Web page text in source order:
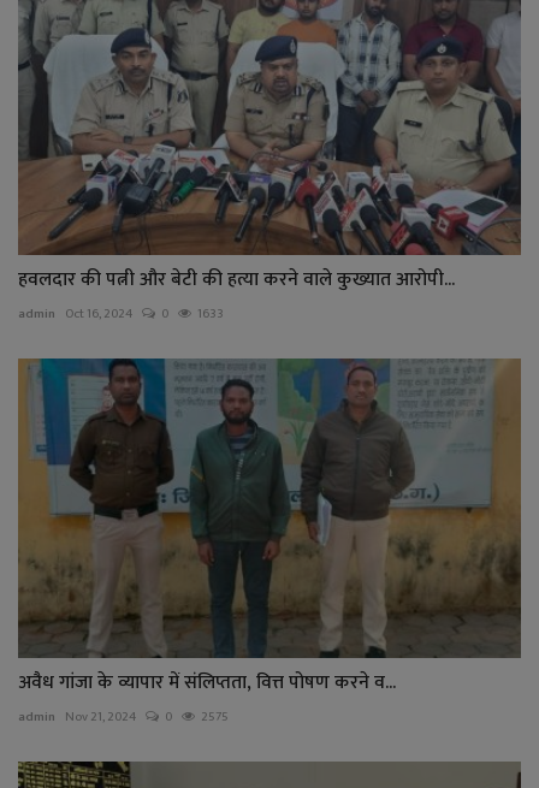
हवलदार की पत्नी और बेटी की हत्या करने वाले कुख्यात आरोपी...
admin Oct 16, 2024 0 1633
अवैध गांजा के व्यापार में संलिप्तता, वित्त पोषण करने व...
admin Nov 21, 2024 0 2575